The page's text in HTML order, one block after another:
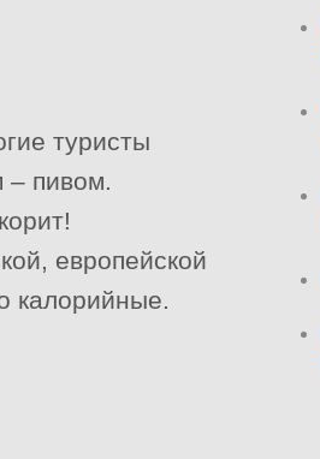
туристы
– пивом.
европейской
калорийные.